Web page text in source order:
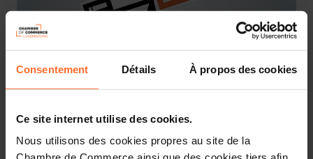
Consentement Détails À propos des cookies
Ce site internet utilise des cookies.
Nous utilisons des cookies propres au site de la
advisors of the House of Entrepreneurship, the single